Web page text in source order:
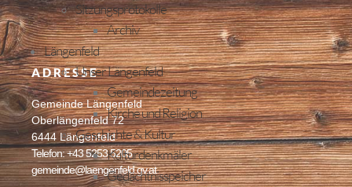
Sitzungsprotokolle
Archiv
Längenfeld
Unser Längenfeld
Gemeindezeitung
Kirche und Religion
Geschichte & Kultur
Kulturdenkmäler
Gedächtnisspeicher
ADRESSE
Gemeinde Längenfeld
Oberlängenfeld 72
6444 Längenfeld
Telefon: +43 5253 5205
gemeinde@laengenfeld.gv.at